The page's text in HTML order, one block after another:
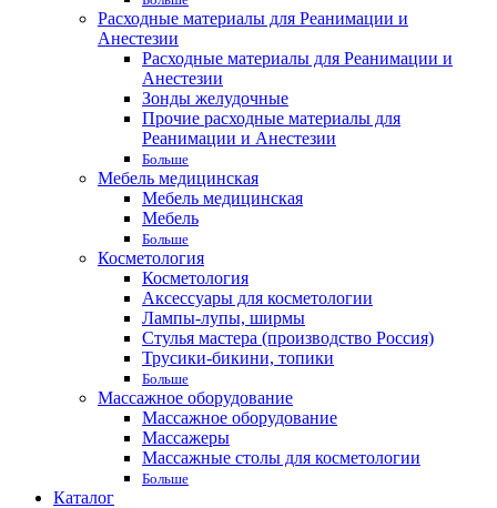
Расходные материалы для Реанимации и
Анестезии
Расходные материалы для Реанимации и
Анестезии
Зонды желудочные
Прочие расходные материалы для
Реанимации и Анестезии
Больше
Мебель медицинская
Мебель медицинская
Мебель
Больше
Косметология
Косметология
Аксессуары для косметологии
Лампы-лупы, ширмы
Стулья мастера (производство Россия)
Трусики-бикини, топики
Больше
Массажное оборудование
Массажное оборудование
Массажеры
Массажные столы для косметологии
Больше
Каталог